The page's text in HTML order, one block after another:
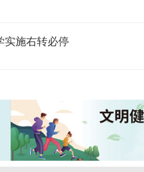
实施右转必停